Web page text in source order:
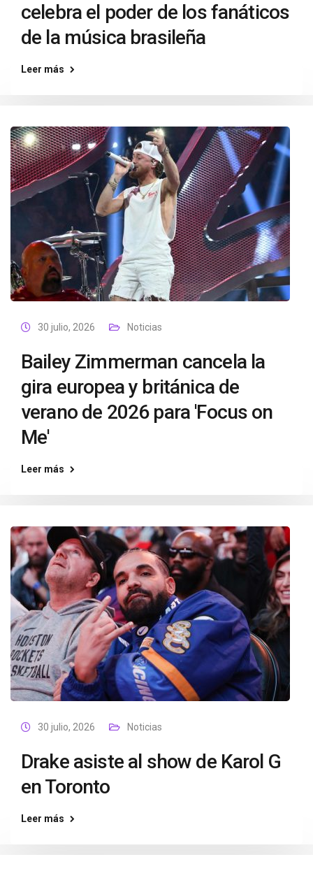
celebra el poder de los fanáticos
de la música brasileña
Leer más
30 julio, 2026 Noticias
Bailey Zimmerman cancela la
gira europea y británica de
verano de 2026 para 'Focus on
Me'
Leer más
30 julio, 2026 Noticias
Drake asiste al show de Karol G
en Toronto
Leer más